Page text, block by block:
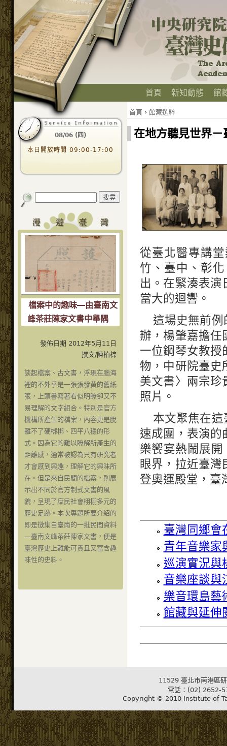
首頁 新知動態 館
08/06 (四)
本日開放時間 09:00-17:00
檔案中的趣味―由臺南文
峰茶莊陳家文書中舉隅
發佈日期 2012年5月11日
撰文/陳柏棕
談起檔案、古文書，浮現在腦海
裡的不外乎是一張張發黃的舊紙
張，上頭書寫著看似明瞭卻又不
易理解的文字組合。特別是官方
機構所產生的檔案，內容更是脫
離不了硬梆梆、四平八穩的形
式。因為它的難以瞭解所產生的
距離感，通常被認為只有研究者
才會感到興趣，理解它的興味所
在。但是來自民間的檔案，則展
示出不同於官方制式文書的風
貌，呈現了庶民社會栩栩多元的
歷史足跡。本次專題所要介紹的
即是徵集自臺南的一批民間資料
—臺南文峰茶莊陳家文書，便是
臺灣歷史上難能可貴且又富含趣
味性的史料。
首頁 › 館藏選粹
在地方聽見世界
從臺北醫專講
竹、臺中、彰
出。在緊湊表
當大的迴響。
這場史無前
辦，楊肇嘉擔任
一位鋼琴女教授
物，中研院臺史
美文書〉兩宗珍
照片。
本文聚焦在
速成團，表演的
樂饗宴熱鬧展
眼界，拉近臺
登奧運殿堂，臺
臺灣同鄉會
青年音樂家
巡演實況與
音樂座談與
樂音環島藝
館藏與延伸
11529 臺北市南港區
電話：(02) 2652-
Copyright © 2010 Institute of